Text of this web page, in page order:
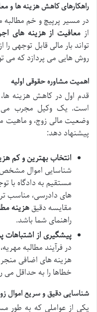
راهکارهای کاهش هزینه ها و
در مسیر پرپیچ و خم مطالبه
از معافیت از هزینه های
تواند بار مالی قابل توجهی
روش هایی می پردازد که می
اهمیت مشاوره حقوقی اولیه
قدم اول در کاهش هزینه
است. یک وکیل مجرب می
وضعیت مالی زوج، و ماهیت
پیشنهاد دهد:
انتخاب بهترین و کم
شناسایی اموال
مستقیم به دادگاه با
های دادرسی، مناسب
مقایسه دقیقهزینه
راهنمای شما باشد.
پیشگیری از اشتباهات
در فرآیند مطالبه
هزینه های اضافی
خطاها را به حداقل می
شناسایی دقیق و سریع اموال
یکی از عواملی که به طور